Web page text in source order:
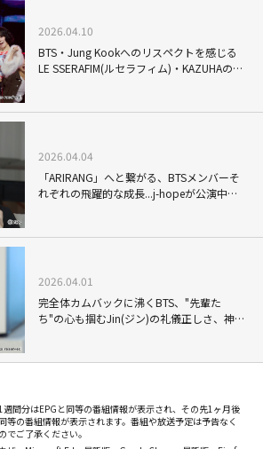
2026.04.10
BTS・Jung Kookへのリスペクトを感じる
LE SSERAFIM(ルセラフィム)・KAZUHAの圧
2026.04.04
「ARIRANG」へと繋がる、BTSメンバーそ
れぞれの飛躍的な成長...j-hopeが公演中の
2026.04.01
完全体カムバックに沸くBTS、"先輩た
ち"の心も掴むJin(ジン)の礼儀正しさ、神対
間分はEPGと同等の番組情報が表示され、その先1ヶ月後
等の番組情報が表示されます。番組や放送予定は予告なく
でご了承ください。